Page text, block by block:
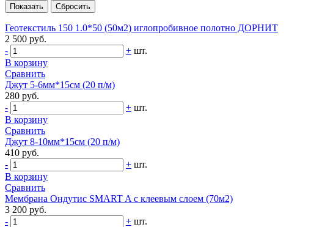
Геотекстиль 150 1.0*50 (50м2) иглопробивное полотно ДОРНИТ
2 500 руб.
-
+ шт.
В корзину
Сравнить
Джут 5-6мм*15см (20 п/м)
280 руб.
-
+ шт.
В корзину
Сравнить
Джут 8-10мм*15см (20 п/м)
410 руб.
-
+ шт.
В корзину
Сравнить
Мембрана Ондутис SMART A с клеевым слоем (70м2)
3 200 руб.
-
+ шт.